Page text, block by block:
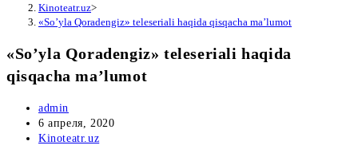
Kinoteatr.uz>
«So’yla Qoradengiz» teleseriali haqida qisqacha ma’lumot
«So’yla Qoradengiz» teleseriali haqida
qisqacha ma’lumot
Автор
записи:
admin
Запись
опубликована:
6 апреля, 2020
Рубрика
Kinoteatr.uz